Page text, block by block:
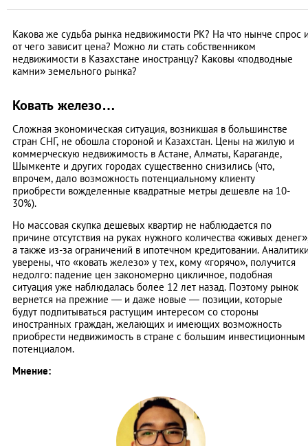
Какова же судьба рынка недвижимости РК? На что нынче спрос
от чего зависит цена? Можно ли стать собственником
недвижимости в Казахстане иностранцу? Каковы «подводные
камни» земельного рынка?
Ковать железо…
Сложная экономическая ситуация, возникшая в большинстве
стран СНГ, не обошла стороной и Казахстан. Цены на жилую и
коммерческую недвижимость в Астане, Алматы, Караганде,
Шымкенте и других городах существенно снизились (что,
впрочем, дало возможность потенциальному клиенту
приобрести вожделенные квадратные метры дешевле на 10-
30%).
Но массовая скупка дешевых квартир не наблюдается по
причине отсутствия на руках нужного количества «живых
а также из-за ограничений в ипотечном кредитовании.
уверены, что «ковать железо» у тех, кому «горячо», получится
недолго: падение цен закономерно цикличное, подобная
ситуация уже наблюдалась более 12 лет назад. Поэтому рынок
вернется на прежние — и даже новые — позиции, которые
будут подпитываться растущим интересом со стороны
иностранных граждан, желающих и имеющих возможность
приобрести недвижимость в стране с большим инвестиционным
потенциалом.
Мнение: